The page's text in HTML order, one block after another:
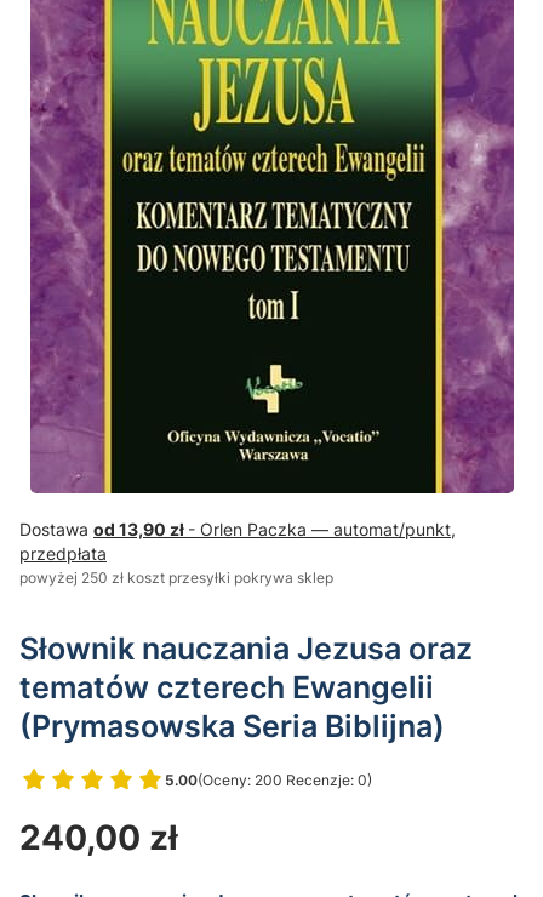
Dostawa od 13,90 zł - Orlen Paczka — automat/punkt,
przedpłata
powyżej 250 zł koszt przesyłki pokrywa sklep
Słownik nauczania Jezusa oraz
tematów czterech Ewangelii
(Prymasowska Seria Biblijna)
5.00(Oceny: 200 Recenzje: 0)
Przejdź do sekcji Opinie
Cena
240,00 zł